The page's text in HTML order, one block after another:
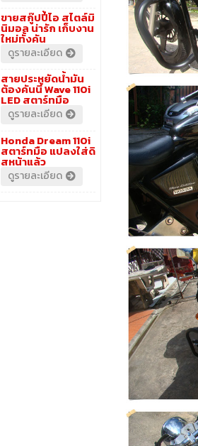
ขายสกู๊ปปี้ไอ สไตล์มิ
นิมอล น่ารัก เก็บงาน
ใหม่ทั้งคัน
ดูรายละเอียด
สายประหยัดน้ำมัน
ต้องคันนี้ Wave 110i
LED สตาร์ทมือ
ดูรายละเอียด
Honda Dream 110i
สตาร์ทมือ แปลงใส่ดิ
สหน้าแล้ว
ดูรายละเอียด